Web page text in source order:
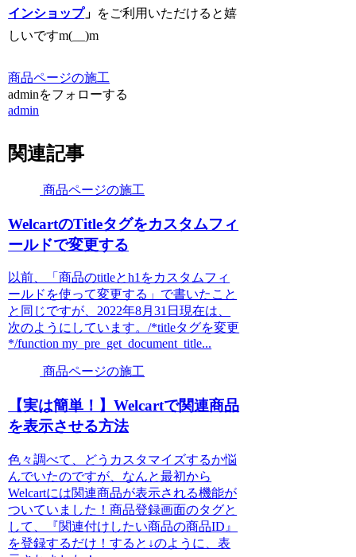
インショップ」 をご利用いただけると嬉
しいですm(__)m
商品ページの施工
adminをフォローする
admin
関連記事
商品ページの施工
WelcartのTitleタグをカスタムフィ
ールドで変更する
以前、「商品のtitleとh1をカスタムフィ
ールドを使って変更する」で書いたこと
と同じですが、2022年8月31日現在は、
次のようにしています。/*titleタグを変更
*/function my_pre_get_document_title...
商品ページの施工
【実は簡単！】Welcartで関連商品
を表示させる方法
色々調べて、どうカスタマイズするか悩
んでいたのですが、なんと最初から
Welcartには関連商品が表示される機能が
ついていました！商品登録画面のタグと
して、『関連付けしたい商品の商品ID』
を登録するだけ！すると↓のように、表